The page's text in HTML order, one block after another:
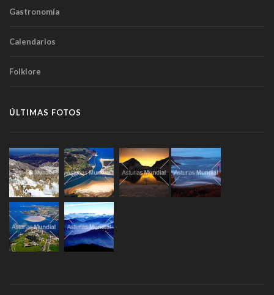
Gastronomía
Calendarios
Folklore
ÚLTIMAS FOTOS